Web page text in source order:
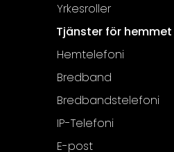
Yrkesroller
Tjänster för hemmet
Hemtelefoni
Bredband
Bredbandstelefoni
IP-Telefoni
E-post